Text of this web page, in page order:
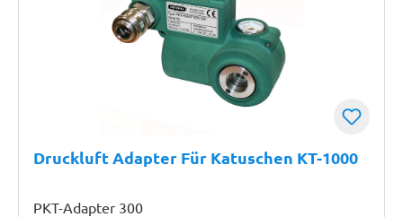
Druckluft Adapter Für Katuschen KT-1000
PKT-Adapter 300